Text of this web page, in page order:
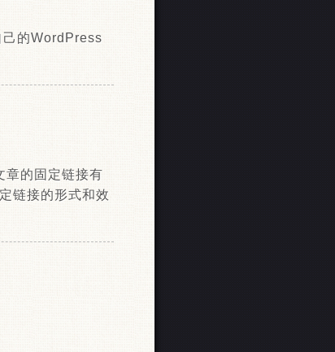
的WordPress
章的固定链接有
链接的形式和效